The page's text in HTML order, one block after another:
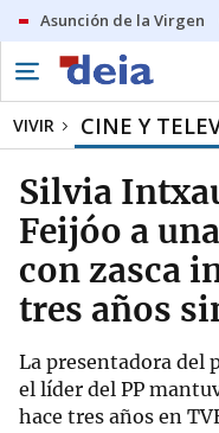
Asunción de la Virgen
VIVIR CINE Y
Silvia
Feijóo a
con zasca
tres años
La presentadora del
el líder del PP
hace tres años en